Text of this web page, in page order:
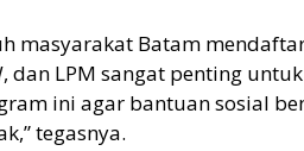
masyarakat Batam
dan LPM sangat penting
ini agar bantuan sosial
tegasnya.